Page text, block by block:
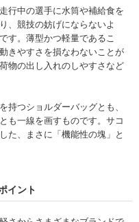
行中の選手に水筒や補給食を
、競技の妨げにならないよ
す。薄型かつ軽量であるこ
きやすさを損なわないことが
物の出し入れのしやすさなど
持つショルダーバッグとも、
も一線を画すものです。サコ
た、まさに「機能性の塊」と
イント